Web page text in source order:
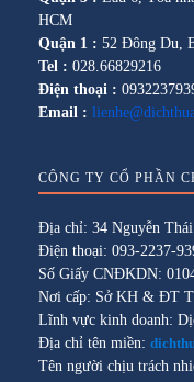
HCM
Quận 1 : 52 Đông Du,
Tel : 028.66829216
Điện thoại :
Email :
CÔNG TY CỔ PHẦN
Địa chỉ: 34 Nguyễn
Điện thoại: 093-2237-
Số Giấy CNĐKDN:
Nơi cấp: Sở KH & ĐT
Lĩnh vực kinh doanh:
Địa chỉ tên miền:
Tên người chịu trách